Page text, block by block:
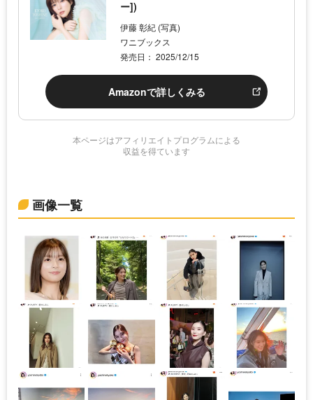
ー])
伊藤 彰紀 (写真)
ワニブックス
発売日： 2025/12/15
Amazonで詳しくみる
本ページはアフィリエイトプログラムによる
収益を得ています
画像一覧